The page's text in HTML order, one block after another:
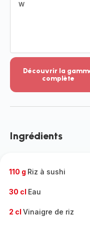
W
Découvrir la
complète
-
gamme
Ingrédients
110 g Riz à sushi
30 cl Eau
2 cl Vinaigre de riz